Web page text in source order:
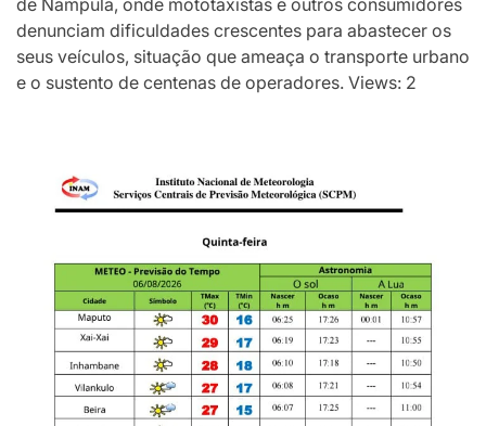
denunciam dificuldades crescentes para abastecer os
seus veículos, situação que ameaça o transporte urbano
e o sustento de centenas de operadores. Views: 2